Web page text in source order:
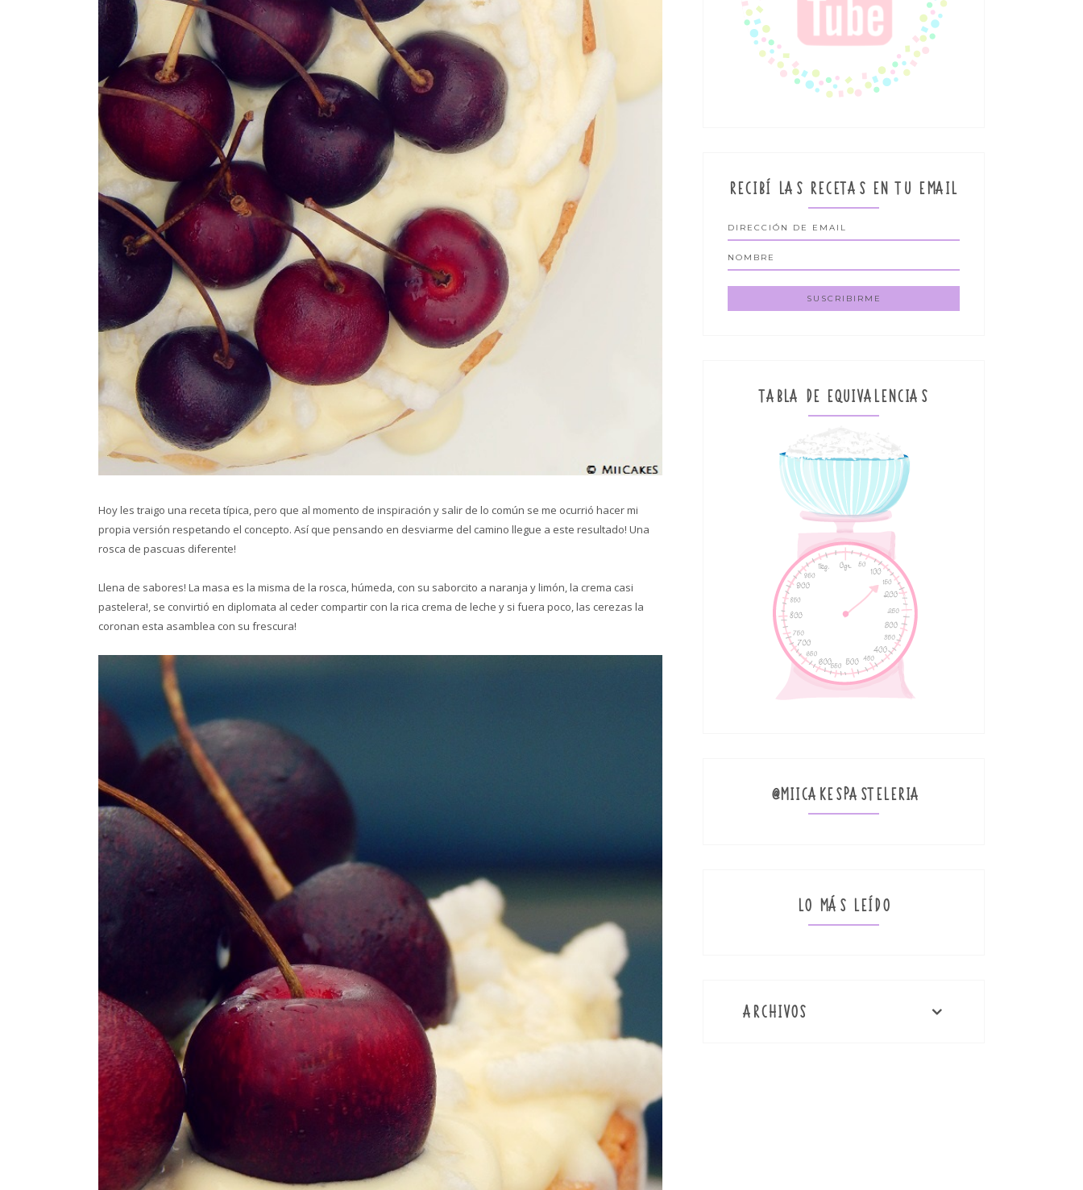
Hoy les traigo una receta típica, pero que al momento de inspiración y salir de lo común se me ocurrió hacer mi
propia versión respetando el concepto. Así que pensando en desviarme del camino llegue a este resultado! Una
rosca de pascuas diferente!
Llena de sabores! La masa es la misma de la rosca, húmeda, con su saborcito a naranja y limón, la crema casi
pastelera!, se convirtió en diplomata al ceder compartir con la rica crema de leche y si fuera poco, las cerezas la
coronan esta asamblea con su frescura!
RECIBÍ LAS RECETAS EN TU EMAIL
TABLA DE EQUIVALENCIAS
@MIICAKESPASTELERIA
LO MÁS LEÍDO
ARCHIVOS